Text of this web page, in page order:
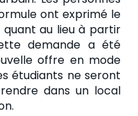
ont exprimé le
quant au lieu à partir
demande a été
offre en mode
étudiants ne seront
dans un local